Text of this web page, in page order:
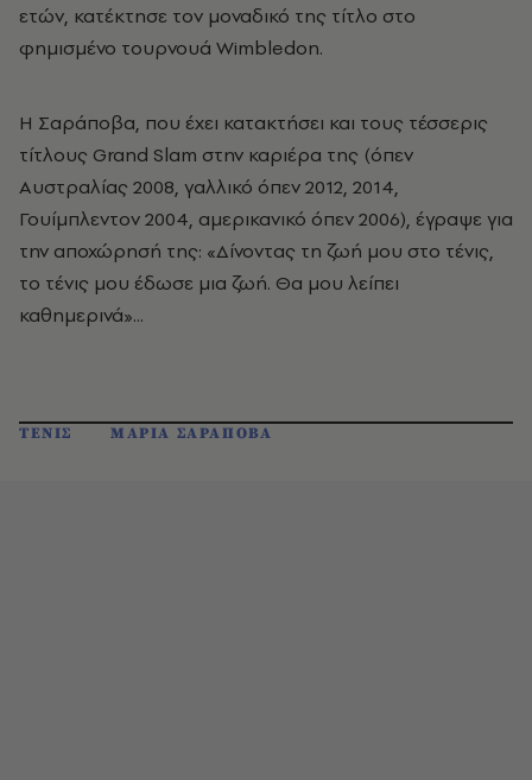
ετών, κατέκτησε τον μοναδικό της τίτλο στο
φημισμένο τουρνουά Wimbledon.
Η Σαράποβα, που έχει κατακτήσει και τους τέσσερις
τίτλους Grand Slam στην καριέρα της (όπεν
Αυστραλίας 2008, γαλλικό όπεν 2012, 2014,
Γουίμπλεντον 2004, αμερικανικό όπεν 2006), έγραψε για
την αποχώρησή της: «Δίνοντας τη ζωή μου στο τένις,
το τένις μου έδωσε μια ζωή. Θα μου λείπει
καθημερινά»...
ΤΕΝΙΣ ΜΑΡΙΑ ΣΑΡΑΠΟΒΑ